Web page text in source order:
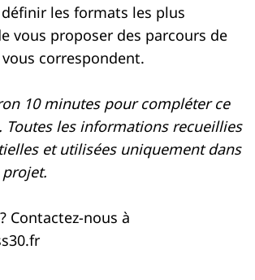
les formats les plus
vous proposer des parcours de
correspondent.
10 minutes pour compléter ce
Toutes les informations recueillies
et utilisées uniquement dans
Contactez-nous à